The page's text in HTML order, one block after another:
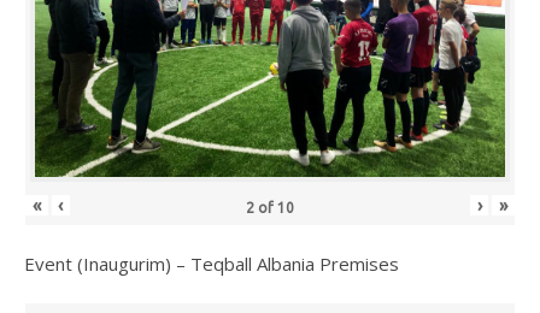
« ‹ 2 of 10 › »
Event (Inaugurim) – Teqball Albania Premises